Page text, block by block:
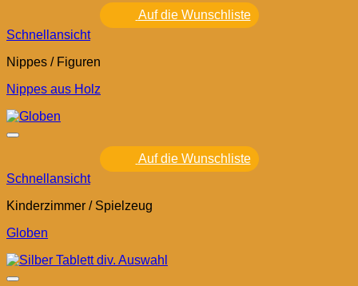
Auf die Wunschliste
Schnellansicht
Nippes / Figuren
Nippes aus Holz
Auf die Wunschliste
Schnellansicht
Kinderzimmer / Spielzeug
Globen